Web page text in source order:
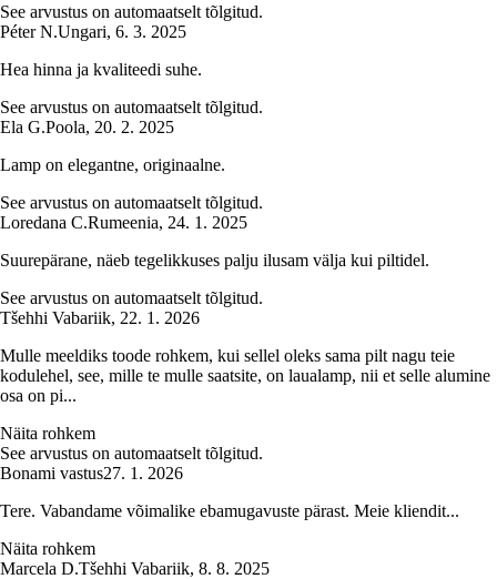
See arvustus on automaatselt tõlgitud.
Péter N.Ungari, 6. 3. 2025
Hea hinna ja kvaliteedi suhe.
See arvustus on automaatselt tõlgitud.
Ela G.Poola, 20. 2. 2025
Lamp on elegantne, originaalne.
See arvustus on automaatselt tõlgitud.
Loredana C.Rumeenia, 24. 1. 2025
Suurepärane, näeb tegelikkuses palju ilusam välja kui piltidel.
See arvustus on automaatselt tõlgitud.
Tšehhi Vabariik, 22. 1. 2026
Mulle meeldiks toode rohkem, kui sellel oleks sama pilt nagu teie
kodulehel, see, mille te mulle saatsite, on laualamp, nii et selle alumine
osa on pi...
Näita rohkem
See arvustus on automaatselt tõlgitud.
Bonami vastus27. 1. 2026
Tere. Vabandame võimalike ebamugavuste pärast. Meie kliendit...
Näita rohkem
Marcela D.Tšehhi Vabariik, 8. 8. 2025